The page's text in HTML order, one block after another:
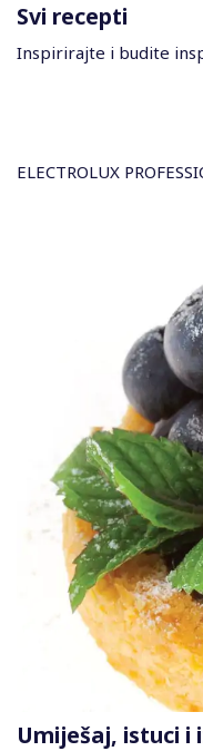
Svi recepti
Inspirirajte i budite
ELECTROLUX
Umiješaj, istuci i